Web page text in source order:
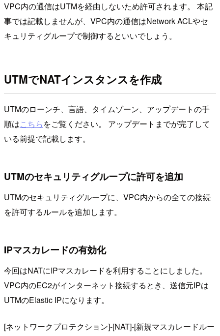
VPC内の通信はUTMを経由しないため許可されます。 本記
事では記載しませんが、VPC内の通信はNetwork ACLやセ
キュリティグループで制御するといいでしょう。
UTMでNATインスタンスを作成
UTMのローンチ、言語、タイムゾーン、アップデートの手
順はこちらをご覧ください。 アップデートまでが完了して
いる前提で記載します。
UTMのセキュリティグループに許可を追加
UTMのセキュリティグループに、VPC内からの全ての接続
を許可するルールを追加します。
IPマスカレードの有効化
今回はNATにIPマスカレードを利用することにしました。
VPC内のEC2がインターネット接続するとき、送信元IPは
UTMのElastic IPになります。
[ネットワークプロテクション]-[NAT]-[新規マスカレードルー